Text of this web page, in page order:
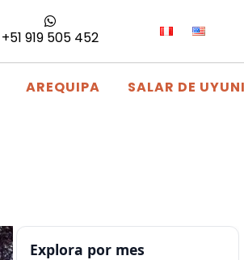
+51 919 505 452
AREQUIPA SALAR DE UYUNI
Explora por mes